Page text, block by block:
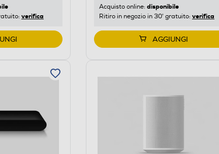
verifica
Acquisto online: disponibile
Ritiro in negozio in 30' gratuito: verifica
AGGIUNGI